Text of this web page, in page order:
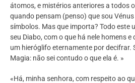
átomos, e mistérios anteriores a todos
quando pensam (penso) que sou
símbolos. Mas que importa? Todo este
seu Diabo, com o que há nele homens e
um hieróglifo eternamente por decifrar.
Magia: não sei contudo o que ela é. »
«Há, minha senhora, com respeito ao